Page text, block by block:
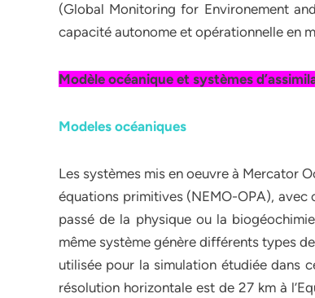
(Global Monitoring for Environement
capacité autonome et opérationnelle en
Modèle océanique et systèmes
Modeles océaniques
Les systèmes mis en oeuvre à Mercator
équations primitives (NEMO-OPA), avec
passé de la physique ou la
même système génère différents types
utilisée pour la simulation étudiée dans
résolution horizontale est de 27 km à